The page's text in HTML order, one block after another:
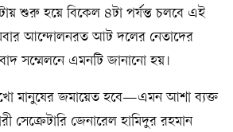
শুরু হয়ে বিকেল ৪টা পর্যন্ত চলবে এই
আন্দোলনরত আট দলের নেতাদের
সম্মেলনে এমনটি জানানো হয়।
মানুষের জমায়েত হবে—এমন আশা ব্যক্ত
সেক্রেটারি জেনারেল হামিদুর রহমান